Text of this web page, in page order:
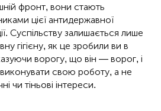
фронт, вони стають
цієї антидержавної
Суспільству залишається лише
гігієну, як це зробили ви в
ворогу, що він — ворог, і
свою роботу, а не
чи тіньові інтереси.